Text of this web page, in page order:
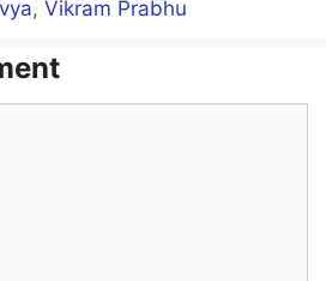
,Vikram Prabhu